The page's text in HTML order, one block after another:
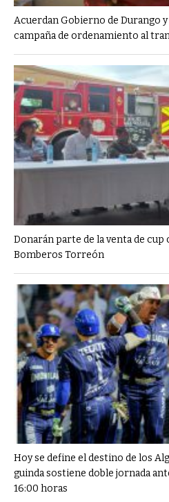
Acuerdan Gobierno de Durango
campaña de ordenamiento al
Donarán parte de la venta de cup
Bomberos Torreón
Hoy se define el destino de los
guinda sostiene doble jornada
16:00 horas